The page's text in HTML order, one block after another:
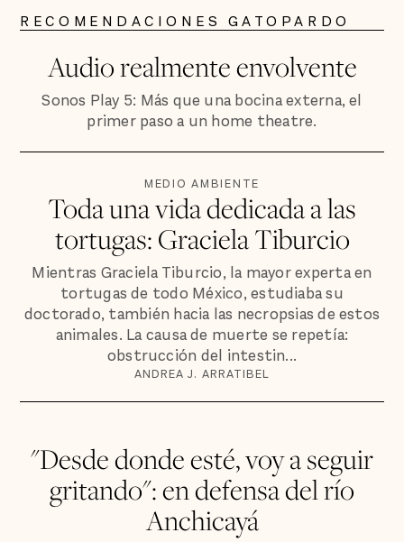
RECOMENDACIONES GATOPARDO
Audio realmente envolvente
Sonos Play 5: Más que una bocina externa, el
primer paso a un home theatre.
MEDIO AMBIENTE
Toda una vida dedicada a las
tortugas: Graciela Tiburcio
Mientras Graciela Tiburcio, la mayor experta en
tortugas de todo México, estudiaba su
doctorado, también hacia las necropsias de estos
animales. La causa de muerte se repetía:
obstrucción del intestin...
ANDREA J. ARRATIBEL
"Desde donde esté, voy a seguir
gritando": en defensa del río
Anchicayá